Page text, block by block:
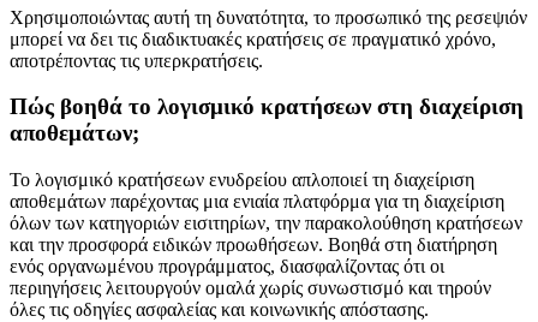
Χρησιμοποιώντας αυτή τη δυνατότητα, το προσωπικό της ρεσεψιόν
μπορεί να δει τις διαδικτυακές κρατήσεις σε πραγματικό χρόνο,
αποτρέποντας τις υπερκρατήσεις.
Πώς βοηθά το λογισμικό κρατήσεων στη διαχείριση
αποθεμάτων;
Το λογισμικό κρατήσεων ενυδρείου απλοποιεί τη διαχείριση
αποθεμάτων παρέχοντας μια ενιαία πλατφόρμα για τη διαχείριση
όλων των κατηγοριών εισιτηρίων, την παρακολούθηση κρατήσεων
και την προσφορά ειδικών προωθήσεων. Βοηθά στη διατήρηση
ενός οργανωμένου προγράμματος, διασφαλίζοντας ότι οι
περιηγήσεις λειτουργούν ομαλά χωρίς συνωστισμό και τηρούν
όλες τις οδηγίες ασφαλείας και κοινωνικής απόστασης.